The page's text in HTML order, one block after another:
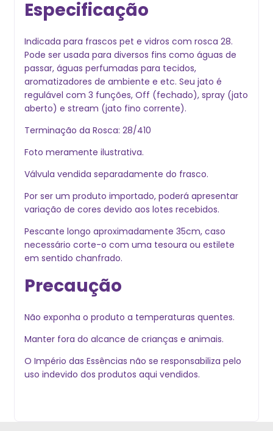
Especificação
Indicada para frascos pet e vidros com rosca 28.
Pode ser usada para diversos fins como águas de
passar, águas perfumadas para tecidos,
aromatizadores de ambiente e etc. Seu jato é
regulável com 3 funções, Off (fechado), spray (jato
aberto) e stream (jato fino corrente).
Terminação da Rosca: 28/410
Foto meramente ilustrativa.
Válvula vendida separadamente do frasco.
Por ser um produto importado, poderá apresentar
variação de cores devido aos lotes recebidos.
Pescante longo aproximadamente 35cm, caso
necessário corte-o com uma tesoura ou estilete
em sentido chanfrado.
Precaução
Não exponha o produto a temperaturas quentes.
Manter fora do alcance de crianças e animais.
O Império das Essências não se responsabiliza pelo
uso indevido dos produtos aqui vendidos.